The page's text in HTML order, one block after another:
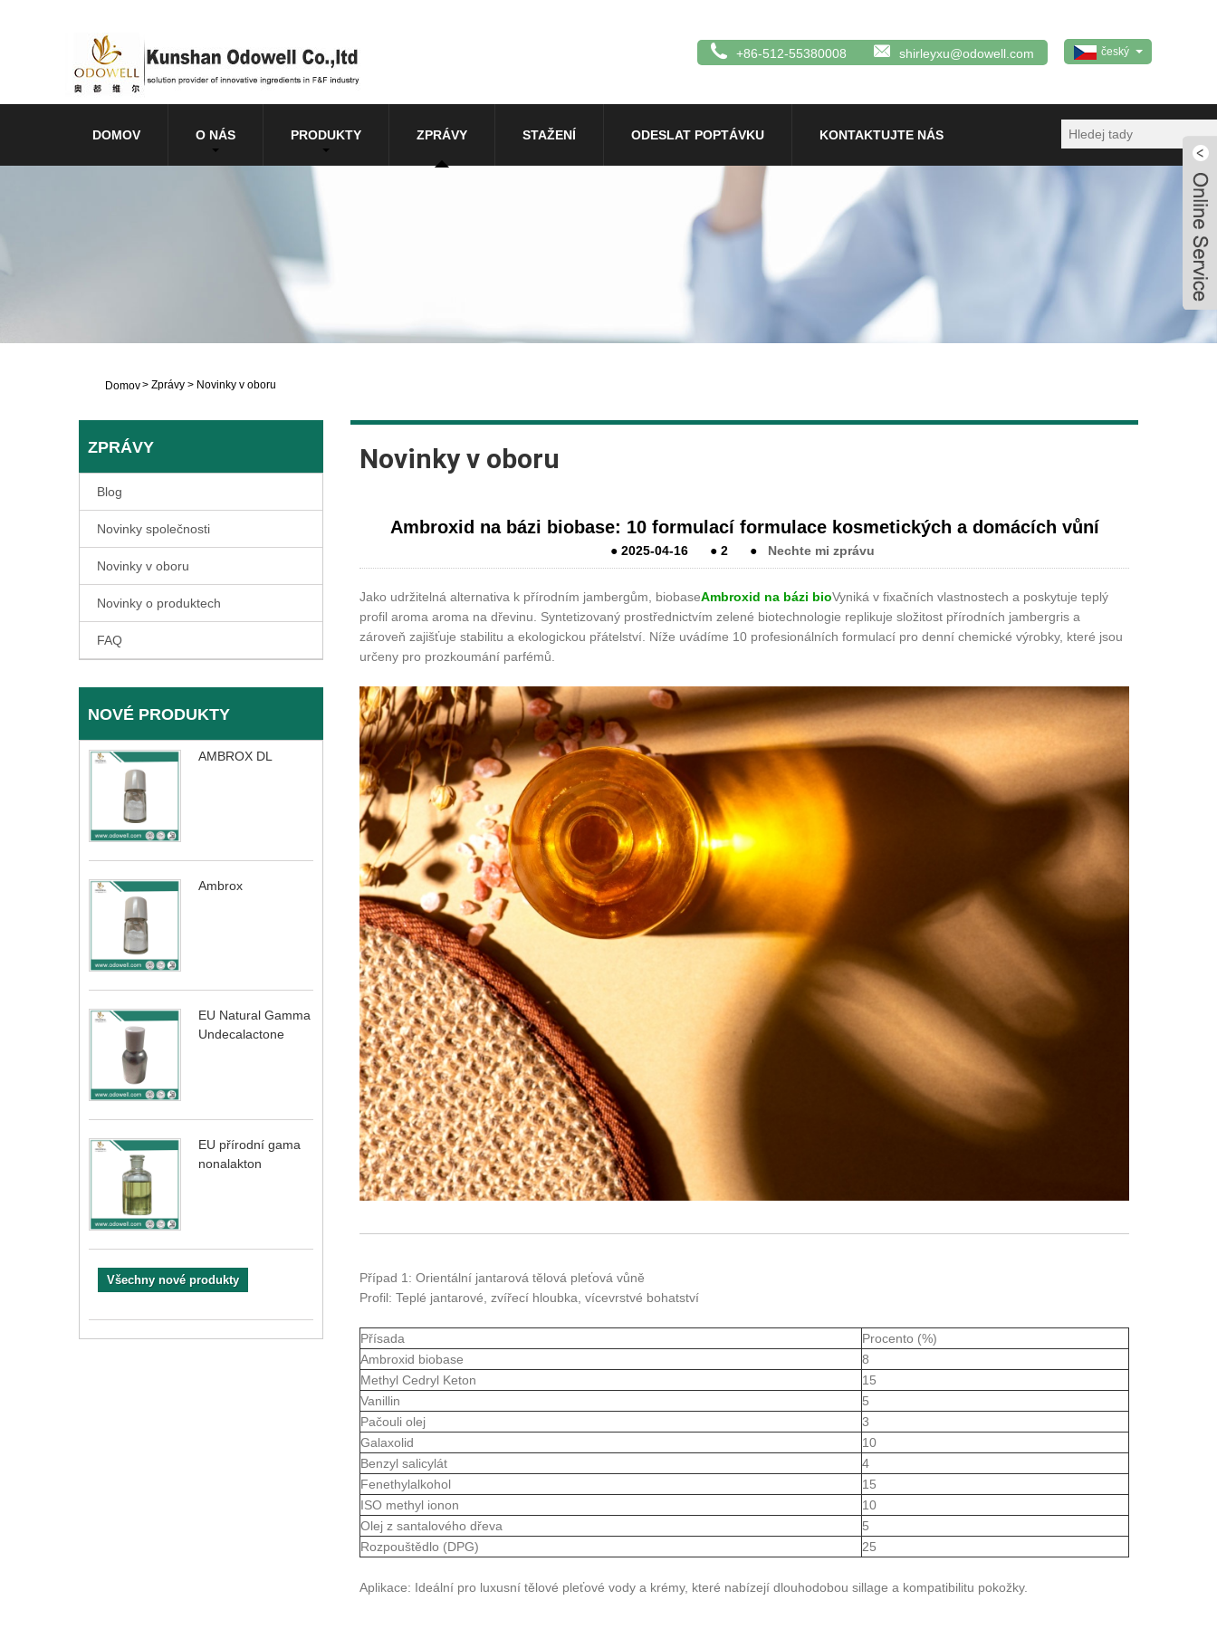
český
+86-512-55380008 shirleyxu@odowell.com
DOMOV O NÁS PRODUKTY ZPRÁVY STAŽENÍ ODESLAT POPTÁVKU KONTAKTUJTE NÁS
Domov> Zprávy > Novinky v oboru
ZPRÁVY
Blog
Novinky společnosti
Novinky v oboru
Novinky o produktech
FAQ
NOVÉ PRODUKTY
AMBROX DL
Ambrox
EU Natural Gamma
Undecalactone
EU přírodní gama
nonalakton
Všechny nové produkty
Novinky v oboru
Ambroxid na bázi biobase: 10 formulací formulace kosmetických a domácích vůní
● 2025-04-16 ● 2 ● Nechte mi zprávu
Jako udržitelná alternativa k přírodním jambergům, biobaseAmbroxid na bázi bioVyniká v fixačních vlastnostech a poskytuje teplý
profil aroma aroma na dřevinu. Syntetizovaný prostřednictvím zelené biotechnologie replikuje složitost přírodních jambergris a
zároveň zajišťuje stabilitu a ekologickou přátelství. Níže uvádíme 10 profesionálních formulací pro denní chemické výrobky, které jsou
určeny pro prozkoumání parfémů.
Případ 1: Orientální jantarová tělová pleťová vůně
Profil: Teplé jantarové, zvířecí hloubka, vícevrstvé bohatství
Přísada
Procento (%)
Ambroxid biobase
8
Methyl Cedryl Keton
15
Vanillin
5
Pačouli olej
3
Galaxolid
10
Benzyl salicylát
4
Fenethylalkohol
15
ISO methyl ionon
10
Olej z santalového dřeva
5
Rozpouštědlo (DPG)
25
Aplikace: Ideální pro luxusní tělové pleťové vody a krémy, které nabízejí dlouhodobou sillage a kompatibilitu pokožky.